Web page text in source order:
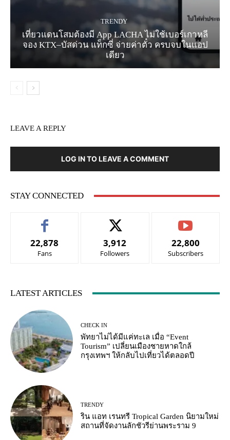
TRENDY
เที่ยวแดนโสมต้องมี App LACHA ไม่ใช้เบอร์เกาหลี
จอง KTX–บัสด่วน แท็กซี่ จ่ายค่าตั๋ว ครบจบในแอป
เดียว
LEAVE A REPLY
LOG IN TO LEAVE A COMMENT
STAY CONNECTED
22,878
Fans
3,912
Followers
22,800
Subscribers
LATEST ARTICLES
CHECK IN
พัทยาไม่ได้มีแค่ทะเล เมื่อ “Event
Tourism” เปลี่ยนเมืองชายหาดใกล้
กรุงเทพฯ ให้กลับไปเที่ยวได้ตลอดปี
TRENDY
ริน แอท เรนทรี Tropical Garden นิยามใหม่
สถานที่จัดงานลักชัวรีย่านพระราม 9